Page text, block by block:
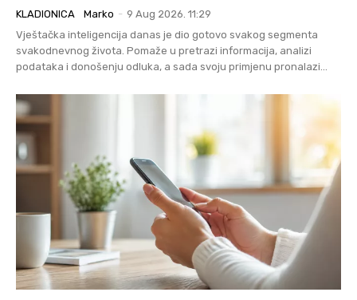
KLADIONICA Marko - 9 Aug 2026. 11:29
Vještačka inteligencija danas je dio gotovo svakog segmenta
svakodnevnog života. Pomaže u pretrazi informacija, analizi
podataka i donošenju odluka, a sada svoju primjenu pronalazi...